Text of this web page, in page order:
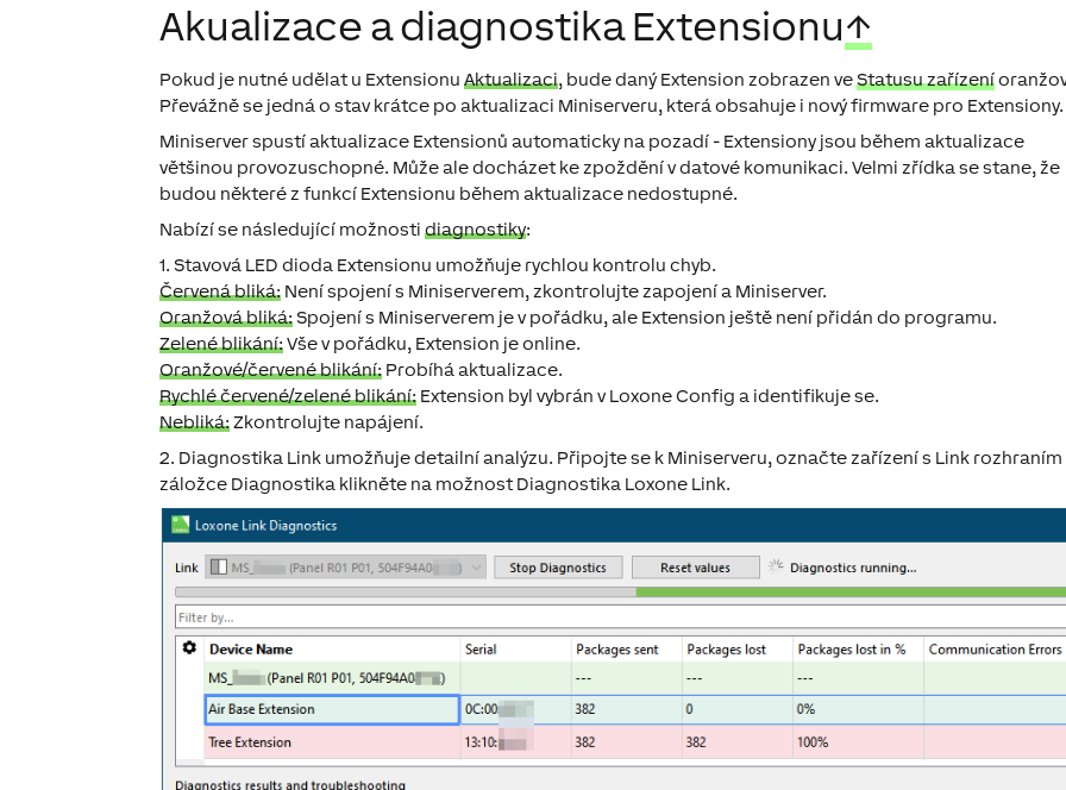
Akualizace a diagnostika Extensionu↑
Pokud je nutné udělat u ExtensionuAktualizaci, bude daný Extension zobrazen veStatusu zařízení
Převážně se jedná o stav krátce po aktualizaci Miniserveru, která obsahuje i nový firmware pro Extensiony.
Miniserver spustí aktualizace Extensionů automaticky na pozadí - Extensiony jsou během aktualizace
většinou provozuschopné. Může ale docházet ke zpoždění v datové komunikaci. Velmi zřídka se stane, že
budou některé z funkcí Extensionu během aktualizace nedostupné.
Nabízí se následující možnostidiagnostiky:
1. Stavová LED dioda Extensionu umožňuje rychlou kontrolu chyb.
Červená bliká: Není spojení s Miniserverem, zkontrolujte zapojení a Miniserver.
Oranžová bliká: Spojení s Miniserverem je v pořádku, ale Extension ještě není přidán do programu.
Zelené blikání:Vše v pořádku, Extension je online.
Oranžové/červené blikání: Probíhá aktualizace.
Rychlé červené/zelené blikání: Extension byl vybrán v Loxone Config a identifikuje se.
Nebliká:Zkontrolujte napájení.
2. Diagnostika Link umožňuje detailní analýzu. Připojte se k Miniserveru, označte zařízení s Link rozhraním
záložce Diagnostika klikněte na možnost Diagnostika Loxone Link.